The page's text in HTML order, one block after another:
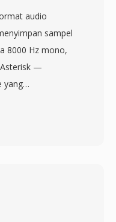
audio
sampel
8000 Hz mono,
—
yang
Asterisk.